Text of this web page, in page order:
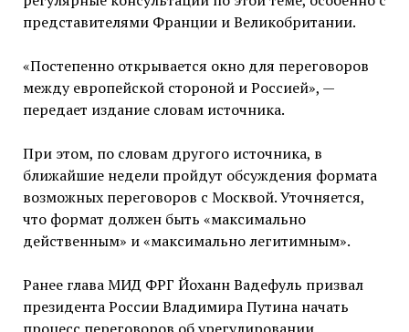
представителями Франции и Великобритании.
«Постепенно открывается окно для переговоров
между европейской стороной и Россией», —
передает издание словам источника.
При этом, по словам другого источника, в
ближайшие недели пройдут обсуждения формата
возможных переговоров с Москвой. Уточняется,
что формат должен быть «максимально
действенным» и «максимально легитимным».
Ранее глава МИД ФРГ Йоханн Вадефуль призвал
президента России Владимира Путина начать